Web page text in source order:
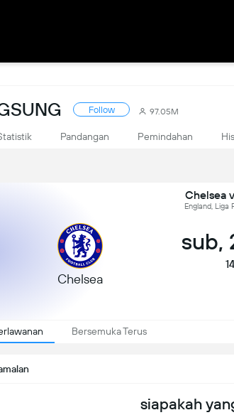
Follow 97.05M
Pandangan Pemindahan
Chelsea
England, Liga
Chelsea
sub,
Bersemuka Terus
siapakah